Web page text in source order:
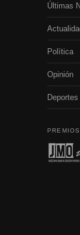
Últimas
Política
Opinión
Deportes